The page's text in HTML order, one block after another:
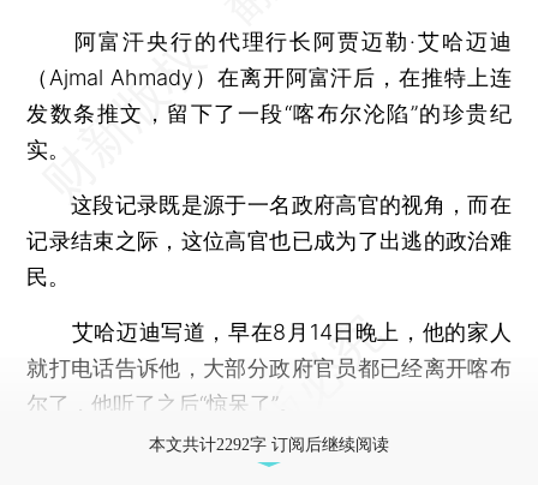
阿富汗央行的代理行长阿贾迈勒·艾哈迈迪
（Ajmal Ahmady）在离开阿富汗后，在推特上连
发数条推文，留下了一段“喀布尔沦陷”的珍贵纪
实。
这段记录既是源于一名政府高官的视角，而在
记录结束之际，这位高官也已成为了出逃的政治难
民。
艾哈迈迪写道，早在8月14日晚上，他的家人
就打电话告诉他，大部分政府官员都已经离开喀布
尔了，他听了之后“惊呆了”。
本文共计2292字 订阅后继续阅读